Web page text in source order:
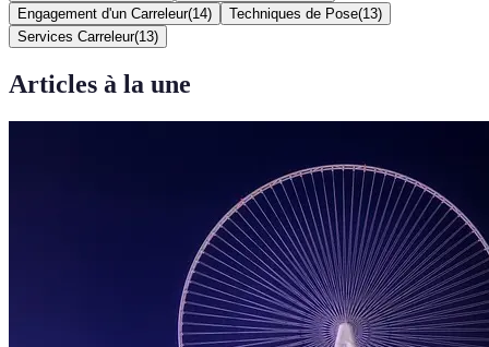
Engagement d'un Carreleur(14) Techniques de Pose(13)
Services Carreleur(13)
Articles à la une